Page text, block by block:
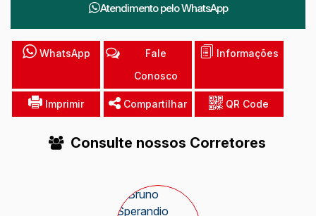
Atendimento peloWhatsApp
WhatsApp
Fale
Conosco
Informações
Imprimir Compartilhar QR Code
Consulte nossos Corretores